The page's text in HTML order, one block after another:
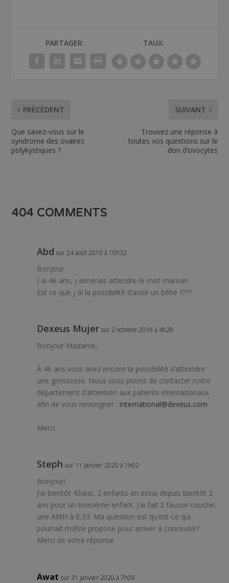
PARTAGER: TAUX:
PRÉCÉDENT
Que savez-vous sur le
syndrome des ovaires
polykystiques ?
SUIVANT
Trouvez une réponse à
toutes vos questions sur le
don d’ovocytes
404 COMMENTS
Abd sur 24 août 2019 à 10h32
Bonjour
J ai 46 ans, j aimerais attendre le mot maman
Est ce que j ai la possibilité d’avoir un bébé ????
Dexeus Mujer sur 2 octobre 2019 à 4h28
Bonjour Madame,
À 46 ans vous avez encore la possibilité d’atteindre
une grossesse. Nous vous prions de contacter notre
département d’attention aux patients internationaux
afin de vous renseigner : international@dexeus.com
Merci
Steph sur 11 janvier 2020 à 1h02
Bonjour!
J’ai bientôt 43ans, 2 enfants en essai depuis bientôt 2
ans pour un troisième enfant. J’ai fait 2 fausse couche,
une AMH à 0,33. Ma question est qu’est-ce qui
pourrait m’être proposé pour arriver à concevoir?
Merci de votre réponse
Awat sur 31 janvier 2020 à 7h09